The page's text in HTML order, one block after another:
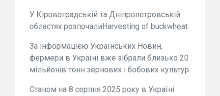
У Кіровоградській та Дніпропетровській
областях розпочалиHarvesting of buckwheat.
За інформацією Українських Новин,
фермери в Україні вже зібрали близько 20
мільйонів тонн зернових і бобових культур.
Станом на 8 серпня 2025 року в Україні